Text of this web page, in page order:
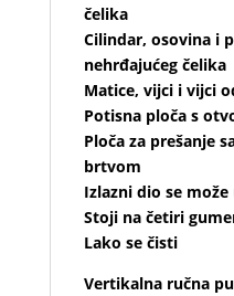
čelika
Cilindar, osovina i
nehrđajućeg čelika
Matice, vijci i vijci
Potisna ploča s
Ploča za prešanje
brtvom
Izlazni dio se
Stoji na četiri
Lako se čisti
Vertikalna ručna